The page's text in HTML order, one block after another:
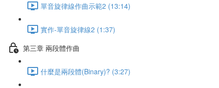
單音旋律線作曲示範2 (13:14)
實作-單音旋律線2 (1:37)
第三章 兩段體作曲
什麼是兩段體(Binary)? (3:27)